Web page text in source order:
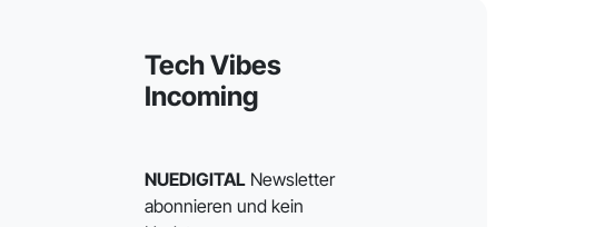
Tech Vibes
Incoming
NUEDIGITALNewsletter
abonnieren und kein